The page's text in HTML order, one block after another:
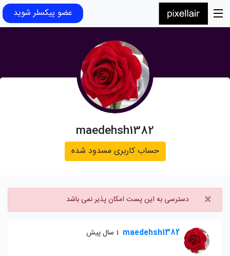
عضو پیکسلر شوید
maedehsh1382
حساب کاربری مسدود شده
× دسترسی به این پست امکان پذیر نمی باشد
maedehsh1382 1 سال پیش